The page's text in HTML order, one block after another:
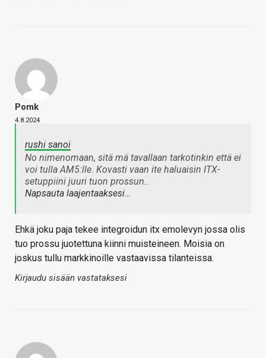
Pomk
4.8.2024
rushi sanoi
No nimenomaan, sitä mä tavallaan tarkotinkin että ei
voi tulla AM5:lle. Kovasti vaan ite haluaisin ITX-
setuppiini juuri tuon prossun..
Napsauta laajentaaksesi…
Ehkä joku paja tekee integroidun itx emolevyn jossa olis
tuo prossu juotettuna kiinni muisteineen. Moisia on
joskus tullu markkinoille vastaavissa tilanteissa.
Kirjaudu sisään vastataksesi